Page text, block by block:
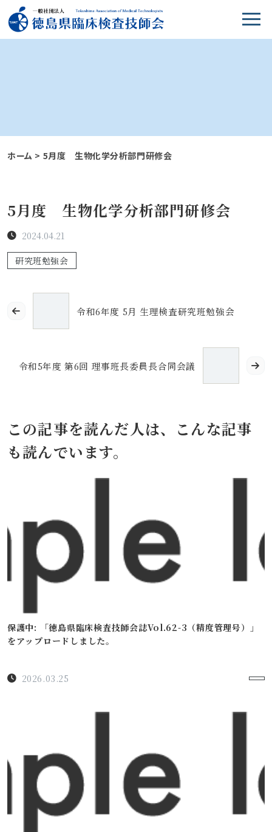
ホーム > 5月度 生物化学分析部門研修会
5月度 生物化学分析部門研修会
2024.04.21
研究班勉強会
令和6年度 5月 生理検査研究班勉強会
令和5年度 第6回 理事班長委員長合同会議
この記事を読んだ人は、こんな記事
も読んでいます。
保護中: 「徳島県臨床検査技師会誌Vol.62-3（精度管理号）」
をアップロードしました。
2026.03.25